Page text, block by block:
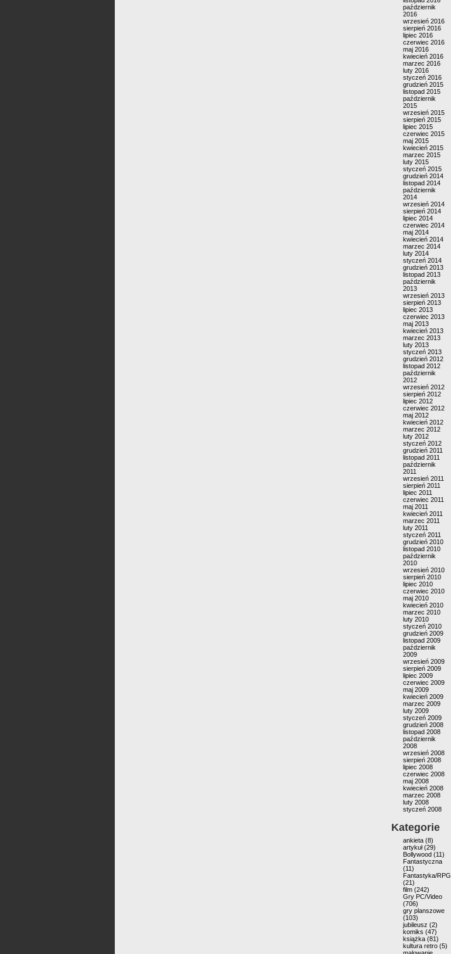
październik
2016
wrzesień 2016
sierpień 2016
lipiec 2016
czerwiec 2016
maj 2016
kwiecień 2016
marzec 2016
luty 2016
styczeń 2016
grudzień 2015
listopad 2015
październik
2015
wrzesień 2015
sierpień 2015
lipiec 2015
czerwiec 2015
maj 2015
kwiecień 2015
marzec 2015
luty 2015
styczeń 2015
grudzień 2014
listopad 2014
październik
2014
wrzesień 2014
sierpień 2014
lipiec 2014
czerwiec 2014
maj 2014
kwiecień 2014
marzec 2014
luty 2014
styczeń 2014
grudzień 2013
listopad 2013
październik
2013
wrzesień 2013
sierpień 2013
lipiec 2013
czerwiec 2013
maj 2013
kwiecień 2013
marzec 2013
luty 2013
styczeń 2013
grudzień 2012
listopad 2012
październik
2012
wrzesień 2012
sierpień 2012
lipiec 2012
czerwiec 2012
maj 2012
kwiecień 2012
marzec 2012
luty 2012
styczeń 2012
grudzień 2011
listopad 2011
październik
2011
wrzesień 2011
sierpień 2011
lipiec 2011
czerwiec 2011
maj 2011
kwiecień 2011
marzec 2011
luty 2011
styczeń 2011
grudzień 2010
listopad 2010
październik
2010
wrzesień 2010
sierpień 2010
lipiec 2010
czerwiec 2010
maj 2010
kwiecień 2010
marzec 2010
luty 2010
styczeń 2010
grudzień 2009
listopad 2009
październik
2009
wrzesień 2009
sierpień 2009
lipiec 2009
czerwiec 2009
maj 2009
kwiecień 2009
marzec 2009
luty 2009
styczeń 2009
grudzień 2008
listopad 2008
październik
2008
wrzesień 2008
sierpień 2008
lipiec 2008
czerwiec 2008
maj 2008
kwiecień 2008
marzec 2008
luty 2008
styczeń 2008
Kategorie
ankieta (8)
artykuł(29)
Bollywood (11)
Fantastyczna
(11)
Fantastyka/RPG
(21)
film (242)
Gry PC/Video
(706)
gry planszowe
(103)
jubileusz (2)
komiks (47)
książka (81)
kultura retro (5)